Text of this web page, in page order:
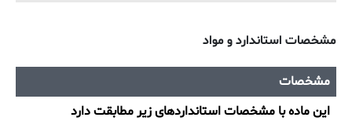
مشخصات استاندارد و مواد
مشخصات
این ماده با مشخصات استانداردهای زیر مطابقت دارد